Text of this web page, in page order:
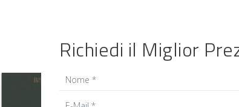
Richiedi il Miglior